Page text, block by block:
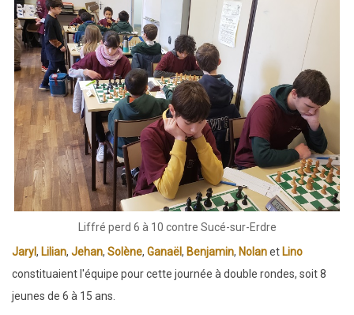
Liffré perd 6 à 10 contre Sucé-sur-Erdre
Jaryl, Lilian, Jehan, Solène, Ganaël, Benjamin, Nolanet Lino
constituaient l'équipe pour cette journée à double rondes, soit 8
jeunes de 6 à 15 ans.